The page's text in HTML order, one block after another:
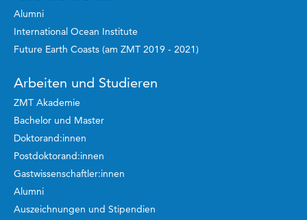
Alumni
International Ocean Institute
Future Earth Coasts (am ZMT 2019 - 2021)
Arbeiten und Studieren
ZMT Akademie
Bachelor und Master
Doktorand:innen
Postdoktorand:innen
Gastwissenschaftler:innen
Alumni
Auszeichnungen und Stipendien